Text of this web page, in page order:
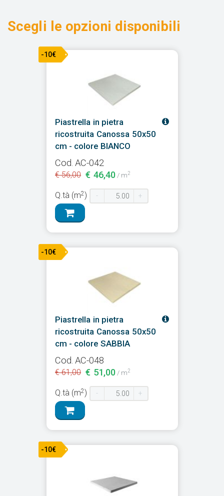
Scegli le opzioni disponibili
-10€
Piastrella in pietra
ricostruita Canossa 50x50
cm - colore BIANCO
Cod. AC-042
€ 56,00 € 46,40 / m2
Q.tà (m2) - +
-10€
Piastrella in pietra
ricostruita Canossa 50x50
cm - colore SABBIA
Cod. AC-048
€ 61,00 € 51,00 / m2
Q.tà (m2) - +
-10€